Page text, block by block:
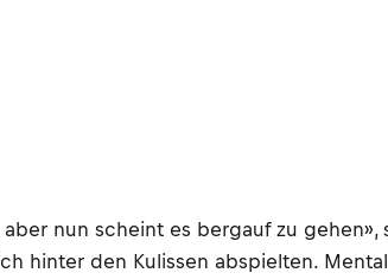
nun scheint es bergauf zu
hinter den Kulissen abspielten.